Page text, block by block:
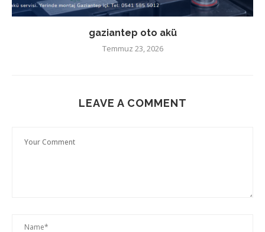
gaziantep oto akü
Temmuz 23, 2026
LEAVE A COMMENT